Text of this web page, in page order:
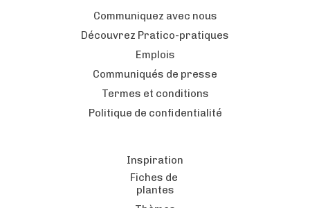
Communiquez avec nous
Découvrez Pratico-pratiques
Emplois
Communiqués de presse
Termes et conditions
Politique de confidentialité
Inspiration
Fiches de
plantes